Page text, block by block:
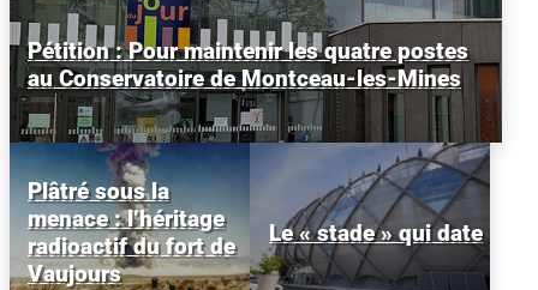
Pétition : Pour maintenir les quatre postes
au Conservatoire de Montceau-les-Mines
Plâtré sous la
menace : l’héritage
radioactif du fort de
Vaujours
Le « stade » qui date